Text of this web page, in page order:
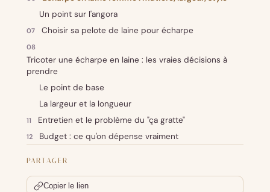
Un point sur l'angora
Choisir sa pelote de laine pour écharpe
Tricoter une écharpe en laine : les vraies décisions à
prendre
Le point de base
La largeur et la longueur
Entretien et le problème du "ça gratte"
Budget : ce qu'on dépense vraiment
PARTAGER
Copier le lien